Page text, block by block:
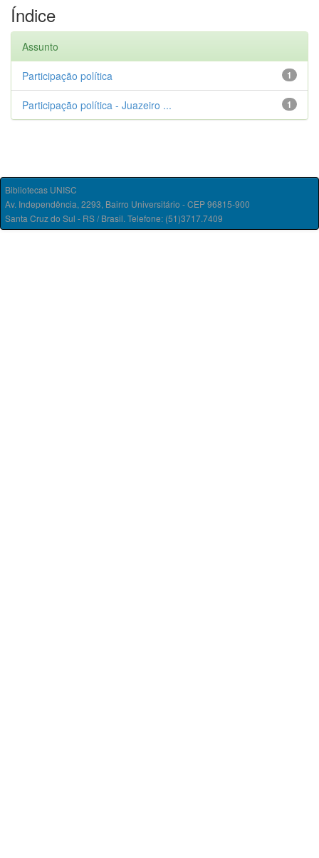
Índice
Assunto
1
Participação política
1
Participação política - Juazeiro ...
Bibliotecas UNISC
Av. Independência, 2293, Bairro Universitário - CEP 96815-900
Santa Cruz do Sul - RS / Brasil. Telefone: (51)3717.7409